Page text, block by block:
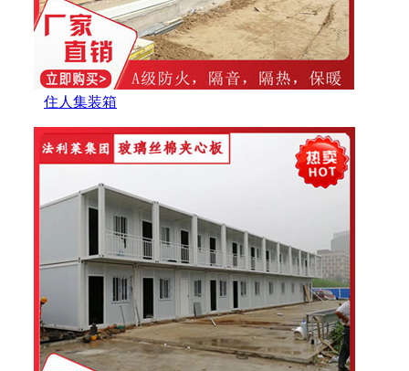
住人集装箱